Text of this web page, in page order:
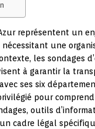
représentent un
une
les sondages
à garantir la
ses six
pour
outils
cadre légal